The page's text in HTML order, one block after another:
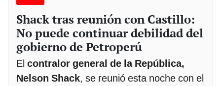
Shack tras reunión con Castillo:
No puede continuar debilidad del
gobierno de Petroperú
El contralor general de la República,
Nelson Shack, se reunió esta noche con el